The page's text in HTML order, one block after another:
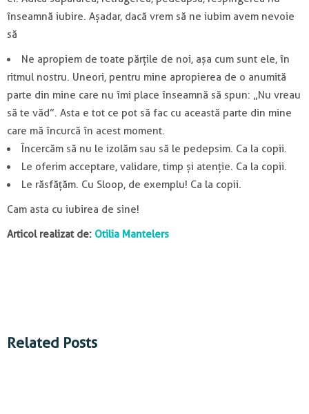
înseamnă iubire. Așadar, dacă vrem să ne iubim avem nevoie
să
Ne apropiem de toate părțile de noi, așa cum sunt ele, în
ritmul nostru. Uneori, pentru mine apropierea de o anumită
parte din mine care nu îmi place înseamnă să spun: „Nu vreau
să te văd”. Asta e tot ce pot să fac cu această parte din mine
care mă încurcă în acest moment.
Încercăm să nu le izolăm sau să le pedepsim. Ca la copii.
Le oferim acceptare, validare, timp și atenție. Ca la copii.
Le răsfățăm. Cu Sloop, de exemplu! Ca la copii.
Cam asta cu iubirea de sine!
Articol realizat de: Otilia Mantelers
Related Posts